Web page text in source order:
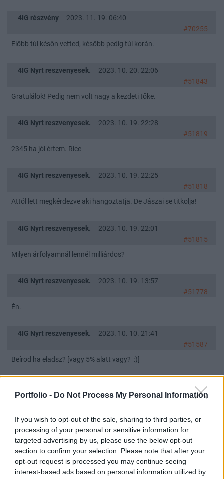
Portfolio - Do Not Process My Personal Information
If you wish to opt-out of the sale, sharing to third parties, or
processing of your personal or sensitive information for
targeted advertising by us, please use the below opt-out
section to confirm your selection. Please note that after your
opt-out request is processed you may continue seeing
interest-based ads based on personal information utilized by
4IG részvény
2023. 11. 19. 06:40
#70255
Előbb túl későn vetted, később pedig túl korán.
4IG Nyrt reszvenyesek.
2023. 10. 20. 22:06
#51843
Gratulálok! Pedig nem volt nagy a kezdeti tőke.
4IG Nyrt reszvenyesek.
2023. 10. 19. 22:28
#51819
2345 ha jól értem. Rice
4IG Nyrt reszvenyesek.
2023. 10. 19. 22:25
#51818
Attól lett megkérdezve aki hangoztatja. De Jászai se titkolja!
4IG Nyrt reszvenyesek.
2023. 10. 19. 22:01
#51815
Milyen árfolyamnál lennél milliárdos?
4IG Nyrt reszvenyesek.
2023. 10. 19. 13:57
#51778
Én.
4IG Nyrt reszvenyesek.
2023. 10. 10. 21:41
#51587
Beírod ha eladsz? [vagy 5% alatt vagy? :)]
#51586
4IG Nyrt reszvenyesek.
2023. 10. 10. 14:26
#51583
Nyerőben vagy, add el. :)
ÖSSZES TOPIK